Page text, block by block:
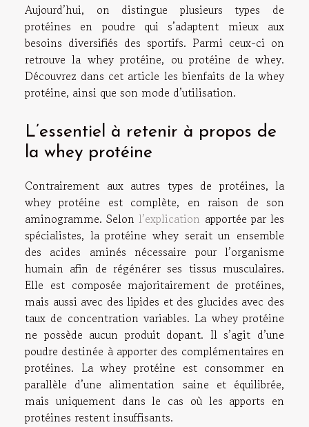
Aujourd’hui, on distingue plusieurs types de
protéines en poudre qui s’adaptent mieux aux
besoins diversifiés des sportifs. Parmi ceux-ci on
retrouve la whey protéine, ou protéine de whey.
Découvrez dans cet article les bienfaits de la whey
protéine, ainsi que son mode d’utilisation.
L’essentiel à retenir à propos de
la whey protéine
Contrairement aux autres types de protéines, la
whey protéine est complète, en raison de son
aminogramme. Selonl’explication apportée par les
spécialistes, la protéine whey serait un ensemble
des acides aminés nécessaire pour l’organisme
humain afin de régénérer ses tissus musculaires.
Elle est composée majoritairement de protéines,
mais aussi avec des lipides et des glucides avec des
taux de concentration variables. La whey protéine
ne possède aucun produit dopant. Il s’agit d’une
poudre destinée à apporter des complémentaires en
protéines. La whey protéine est consommer en
parallèle d’une alimentation saine et équilibrée,
mais uniquement dans le cas où les apports en
protéines restent insuffisants.